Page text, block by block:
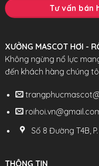
Tư vấn bán
XƯỞNG MASCOT HƠI -
Không ngừng nổ lực
đến khách hàng chúng
Số 8 Đường T4B,
THÔNG TIN